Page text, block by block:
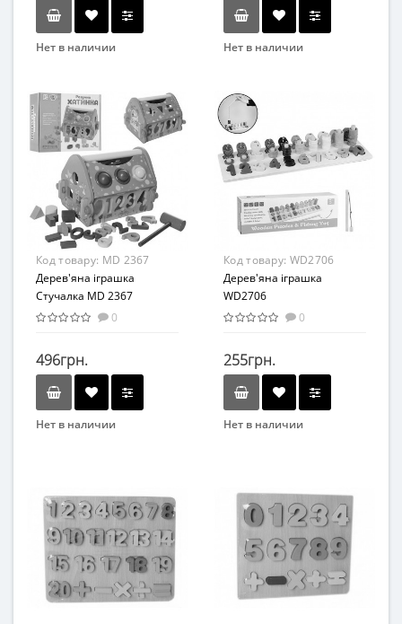
Нет в наличии
Вид
Развивающие
Возраст
От 2-х лет
Материал
Дерево
Нет в наличии
Возраст
От 3-х лет
Материал
Дерево
Код товару: MD 2367
Дерев'яна іграшка
Стучалка MD 2367
0
496грн.
Нет в наличии
Развивающие
Возраст
От 2-х лет
Материал
Дерево
Код товару: WD2706
Дерев'яна іграшка
WD2706
0
255грн.
Нет в наличии
от 3 лет
Дерево